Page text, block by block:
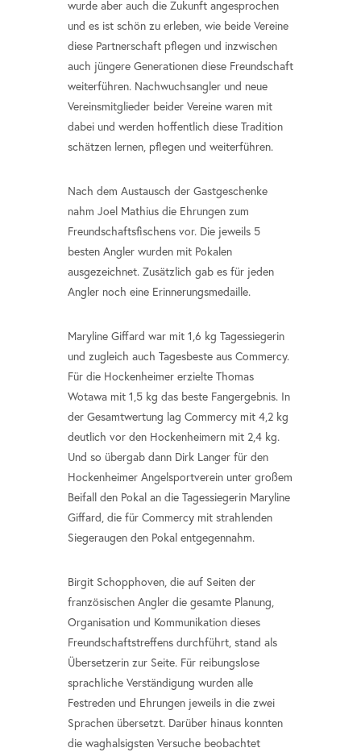
wurde aber auch die Zukunft angesprochen
und es ist schön zu erleben, wie beide Vereine
diese Partnerschaft pflegen und inzwischen
auch jüngere Generationen diese Freundschaft
weiterführen. Nachwuchsangler und neue
Vereinsmitglieder beider Vereine waren mit
dabei und werden hoffentlich diese Tradition
schätzen lernen, pflegen und weiterführen.
Nach dem Austausch der Gastgeschenke
nahm Joel Mathius die Ehrungen zum
Freundschaftsfischens vor. Die jeweils 5
besten Angler wurden mit Pokalen
ausgezeichnet. Zusätzlich gab es für jeden
Angler noch eine Erinnerungsmedaille.
Maryline Giffard war mit 1,6 kg Tagessiegerin
und zugleich auch Tagesbeste aus Commercy.
Für die Hockenheimer erzielte Thomas
Wotawa mit 1,5 kg das beste Fangergebnis. In
der Gesamtwertung lag Commercy mit 4,2 kg
deutlich vor den Hockenheimern mit 2,4 kg.
Und so übergab dann Dirk Langer für den
Hockenheimer Angelsportverein unter großem
Beifall den Pokal an die Tagessiegerin Maryline
Giffard, die für Commercy mit strahlenden
Siegeraugen den Pokal entgegennahm.
Birgit Schopphoven, die auf Seiten der
französischen Angler die gesamte Planung,
Organisation und Kommunikation dieses
Freundschaftstreffens durchführt, stand als
Übersetzerin zur Seite. Für reibungslose
sprachliche Verständigung wurden alle
Festreden und Ehrungen jeweils in die zwei
Sprachen übersetzt. Darüber hinaus konnten
die waghalsigsten Versuche beobachtet